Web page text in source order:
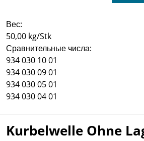
Вес:
50,00 kg/Stk
Сравнительные числа:
934 030 10 01
934 030 09 01
934 030 05 01
934 030 04 01
Kurbelwelle Ohne